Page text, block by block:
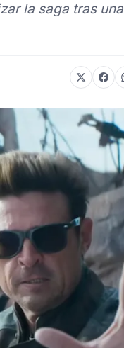
la saga tras una